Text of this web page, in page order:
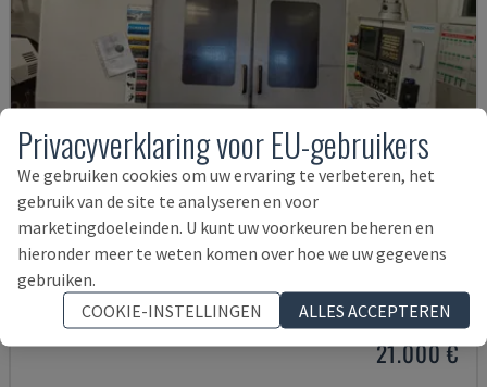
MYNX 550
DAEWOO - VERTICAAL BEWERKINGSCENTRUM
2003
21.000 €
Privacyverklaring voor EU-gebruikers
We gebruiken cookies om uw ervaring te verbeteren, het
gebruik van de site te analyseren en voor
marketingdoeleinden. U kunt uw voorkeuren beheren en
hieronder meer te weten komen over hoe we uw gegevens
gebruiken.
COOKIE-INSTELLINGEN
ALLES ACCEPTEREN